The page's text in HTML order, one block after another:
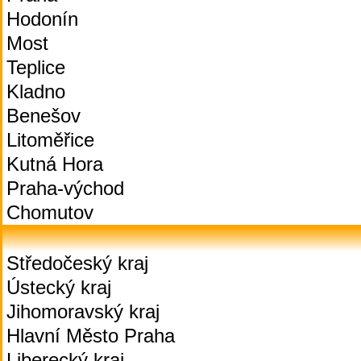
Hodonín
Most
Teplice
Kladno
Benešov
Litoměřice
Kutná Hora
Praha-východ
Chomutov
Středočeský kraj
Ústecký kraj
Jihomoravský kraj
Hlavní Město Praha